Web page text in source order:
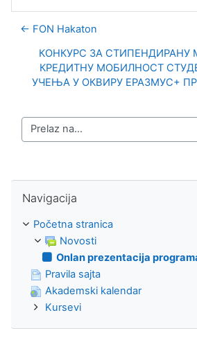
← FON Hakaton
КОНКУРС ЗА СТИПЕНДИРАНУ
КРЕДИТНУ МОБИЛНОСТ
УЧЕЊА У ОКВИРУ ЕРАЗМУС+
Prelaz na...
Navigacija
Početna stranica
Novosti
Onlan prezentacija
Pravila sajta
Akademski kalendar
Kursevi